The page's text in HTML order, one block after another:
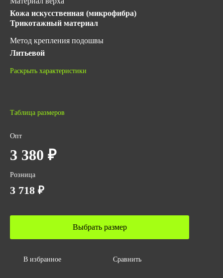
Кожа искусственная (микрофибра)
Трикотажный материал
Метод крепления подошвы
Литьевой
Подносок
Кевларовая
Количество в упаковке
1
Вес за ед,кг
0.007
Раскрыть характеристики
Таблица размеров
Опт
3 380 ₽
Розница
3 718 ₽
Выбрать размер
В избранное Сравнить